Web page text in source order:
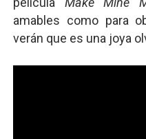
amables como para
verán que es una joya